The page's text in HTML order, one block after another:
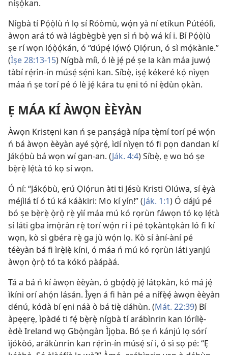
níṣọ̀kan.
Nígbà tí Pọ́ọ̀lù ń lọ sí Róòmù, wọ́n yà ní etíkun Pútéólì,
àwọn ará tó wà lágbègbè yẹn sì ń bọ̀ wá kí i. Bí Pọ́ọ̀lù
ṣe rí wọn lọ́ọ̀ọ́kán, ó “dúpẹ́ lọ́wọ́ Ọlọ́run, ó sì mọ́kànle.”
(Ìṣe 28:​13-15) Nígbà míì, ó lè jẹ́ pé ṣe la kàn máa juwọ́
tàbí rẹ́rìn-ín músẹ́ sẹ́nì kan. Síbẹ̀, iṣẹ́ kékeré kọ́ nìyẹn
máa ń ṣe torí pé ó lè jẹ́ kára tu ẹni tó ní ẹ̀dùn ọkàn.
Ẹ MÁA KÍ ÀWỌN ÈÈYÀN
Àwọn Kristẹni kan ń ṣe panṣágà nípa tẹ̀mí torí pé wọ́n
ń bá àwọn èèyàn ayé ṣọ̀rẹ́, ìdí nìyẹn tó fi pọn dandan kí
Jákọ́bù bá wọn wí gan-an. (Ják. 4:4) Síbẹ̀, ẹ wo bó ṣe
bẹ̀rẹ̀ lẹ́tà tó kọ sí wọn.
Ó ní: “Jákọ́bù, ẹrú Ọlọ́run àti ti Jésù Kristi Olúwa, sí ẹ̀yà
méjìlá tí ó tú ká káàkiri: Mo kí yín!” (Ják. 1:1) Ó dájú pé
bó ṣe bẹ̀rẹ̀ ọ̀rọ̀ rẹ̀ yìí máa mú kó rọrùn fáwọn tó kọ lẹ́tà
sí láti gba ìmọ̀ràn rẹ̀ torí wọ́n rí i pé tọkàntọkàn ló fi kí
wọn, kò sì gbéra rẹ̀ ga jù wọ́n lọ. Kò sí àní-àní pé
téèyàn bá fi ìrẹ̀lẹ̀ kíni, ó máa ń mú kó rọrùn láti yanjú
àwọn ọ̀rọ̀ tó ta kókó pàápàá.
Tá a bá ń kí àwọn èèyàn, ó gbọ́dọ̀ jẹ́ látọkàn, kó má jẹ́
ìkíni orí ahọ́n lásán. Ìyẹn á fi hàn pé a nífẹ̀ẹ́ àwọn èèyàn
dénú, kódà bí ẹni náà ò bá tiẹ̀ dáhùn. (Mát. 22:39) Bí
àpẹẹrẹ, ìpàdé ti fẹ́ bẹ̀rẹ̀ nígbà tí arábìnrin kan lórílẹ̀-
èdè Ireland wọ Gbọ̀ngàn Ìjọba. Bó ṣe ń kánjú lọ sórí
ìjókòó, arákùnrin kan rẹ́rìn-ín músẹ́ sí i, ó sì sọ pé: “Ẹ